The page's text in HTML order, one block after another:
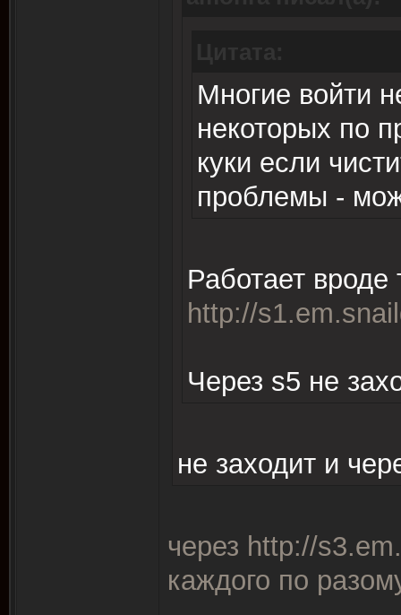
Многие войти
некоторых по
куки если
проблемы -
Работает вроде
http://
Через s5 не
не заходит и
через http://
каждого по